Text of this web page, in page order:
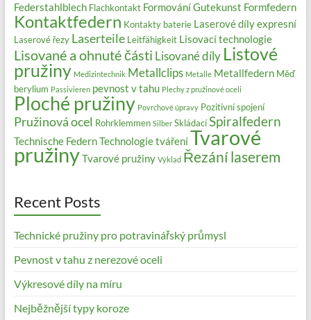
Federstahlblech Flachkontakt FormováníGutekunst Formfedern
Kontaktfedern Kontakty baterie Laserové díly expresní
Laserové řezy Laserteile Leitfähigkeit Lisovací technologie
Lisované a ohnuté části Lisované díly Listové
pružiny Medizintechnik Metallclips Metalle Metallfedern Měď
berylium Passivieren pevnost v tahu Plechy z pružinové oceli
Ploché pružiny Povrchové úpravy Pozitivní spojení
Pružinová ocel Rohrklemmen Silber Skládací Spiralfedern
Technische FedernTechnologie tvářeníTvarové
pružinyTvarové pružiny Výklad Řezání laserem
Recent Posts
Technické pružiny pro potravinářský průmysl
Pevnost v tahu z nerezové oceli
Výkresové díly na míru
Nejběžnější typy koroze